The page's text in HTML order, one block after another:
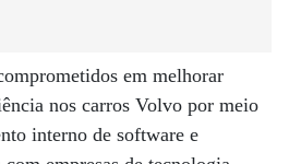
em melhorar
nos carros Volvo por meio
interno de software e